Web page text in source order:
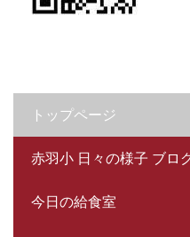
トップページ
赤羽小 日々の様子 ブロ
今日の給食室